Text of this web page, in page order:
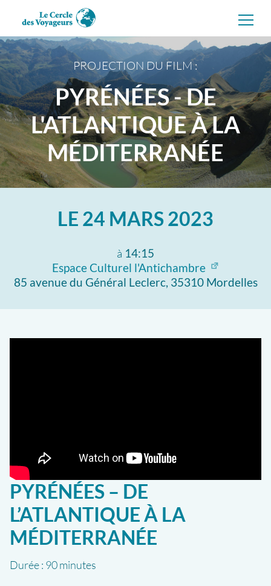
directement
contenu
PROJECTION DU FILM :
PYRÉNÉES - DE
L'ATLANTIQUE À LA
MÉDITERRANÉE
LE 24 MARS 2023
à 14:15
Espace Culturel l'Antichambre
85 avenue du Général Leclerc, 35310 Mordelles
PYRÉNÉES – DE
L’ATLANTIQUE À LA
MÉDITERRANÉE
Durée : 90 minutes